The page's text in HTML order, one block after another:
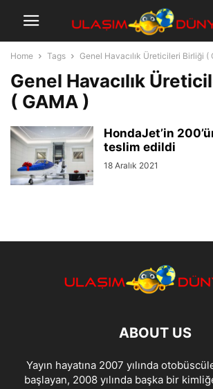
Home Tags Genel Havacılık Üreticileri Birliği (
Genel Havacılık
( GAMA )
HondaJet’in
teslim edildi
18 Aralık 2021
ABOUT US
Yayın hayatına 2007 yılında
başlayan, 2008 yılında başka bir